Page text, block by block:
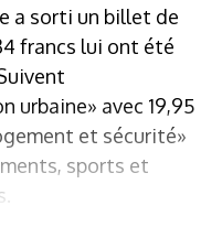
a sorti un billet de
francs lui ont été
urbaine» avec 19,95
et sécurité»
sports et